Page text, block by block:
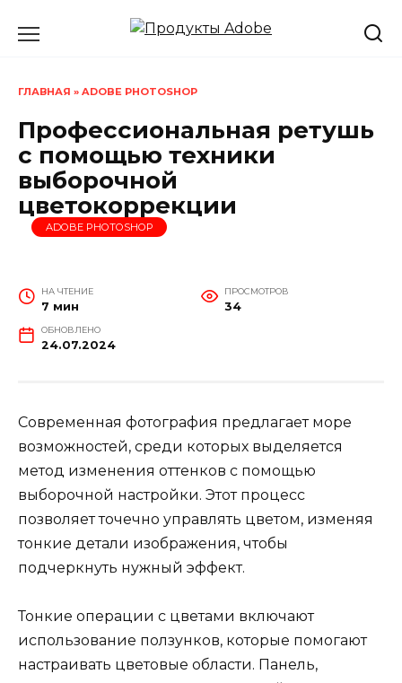
ГЛАВНАЯ » ADOBE PHOTOSHOP
Профессиональная ретушь
с помощью техники
выборочной
цветокоррекции
ADOBE PHOTOSHOP
НА ЧТЕНИЕ
7 мин
ПРОСМОТРОВ
34
ОБНОВЛЕНО
24.07.2024
Современная фотография предлагает море
возможностей, среди которых выделяется
метод изменения оттенков с помощью
выборочной настройки. Этот процесс
позволяет точечно управлять цветом, изменяя
тонкие детали изображения, чтобы
подчеркнуть нужный эффект.
Тонкие операции с цветами включают
использование ползунков, которые помогают
настраивать цветовые области. Панель,